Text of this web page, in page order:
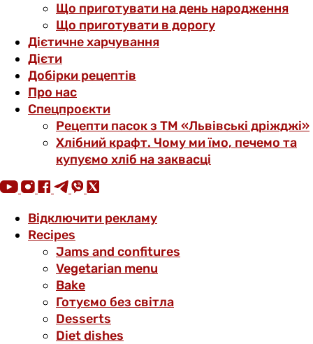
Що приготувати на день народження
Що приготувати в дорогу
Дієтичне харчування
Дієти
Добірки рецептів
Про нас
Спецпроєкти
Рецепти пасок з ТМ «Львівські дріжджі»
Хлібний крафт. Чому ми їмо, печемо та
купуємо хліб на заквасці
Відключити рекламу
Recipes
Jams and confitures
Vegetarian menu
Bake
Готуємо без світла
Desserts
Diet dishes